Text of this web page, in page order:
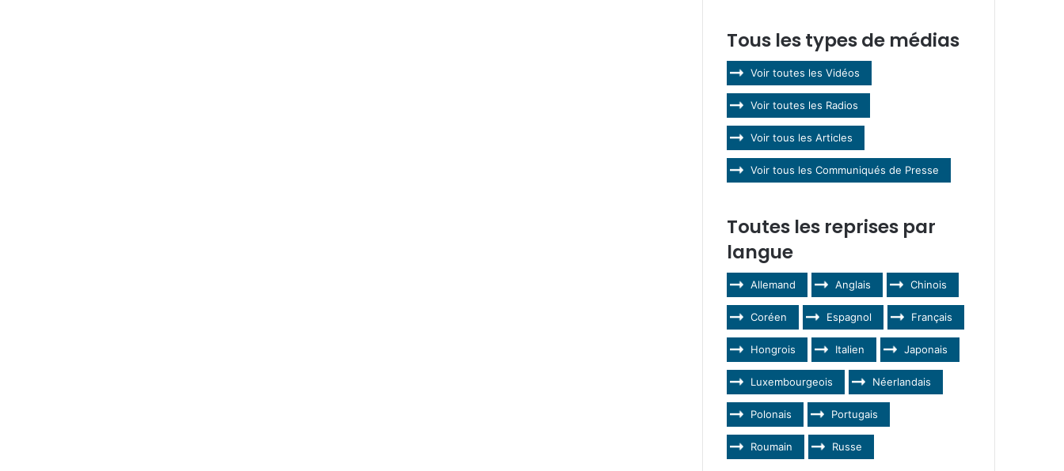
Tous les types de médias
Voir toutes les Vidéos
Voir toutes les Radios
Voir tous les Articles
Voir tous les Communiqués de Presse
Toutes les reprises par
langue
Allemand Anglais Chinois
Coréen Espagnol Français
Hongrois Italien Japonais
Luxembourgeois Néerlandais
Polonais Portugais
Roumain Russe